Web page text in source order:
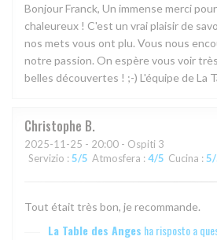
Bonjour Franck, Un immense merci
chaleureux ! C'est un vrai plaisir de
nos mets vous ont plu. Vous nous
notre passion. On espère vous voir
belles découvertes ! ;-) L'équipe de La
Christophe B
2025-11-25 - 20:00 - Ospiti 3
Servizio : 5/5 Atmosfera : 4/5 Cucina : 5
Tout était très bon, je recommande.
La Table des Anges ha risposto a